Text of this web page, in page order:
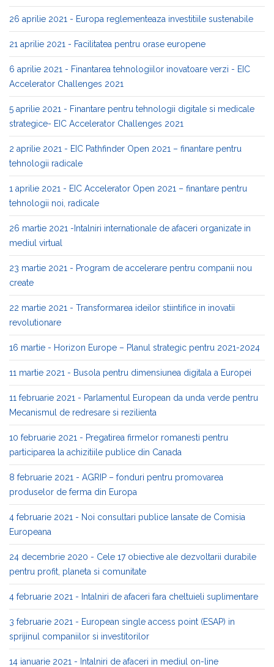
26 aprilie 2021 - Europa reglementeaza investitiile sustenabile
21 aprilie 2021 - Facilitatea pentru orase europene
6 aprilie 2021 - Finantarea tehnologiilor inovatoare verzi - EIC
Accelerator Challenges 2021
5 aprilie 2021 - Finantare pentru tehnologii digitale si medicale
strategice- EIC Accelerator Challenges 2021
2 aprilie 2021 - EIC Pathfinder Open 2021 – finantare pentru
tehnologii radicale
1 aprilie 2021 - EIC Accelerator Open 2021 – finantare pentru
tehnologii noi, radicale
26 martie 2021 -Intalniri internationale de afaceri organizate in
mediul virtual
23 martie 2021 - Program de accelerare pentru companii nou
create
22 martie 2021 - Transformarea ideilor stiintifice in inovatii
revolutionare
16 martie - Horizon Europe – Planul strategic pentru 2021-2024
11 martie 2021 - Busola pentru dimensiunea digitala a Europei
11 februarie 2021 - Parlamentul European da unda verde pentru
Mecanismul de redresare si rezilienta
10 februarie 2021 - Pregatirea firmelor romanesti pentru
participarea la achizitiile publice din Canada
8 februarie 2021 - AGRIP – fonduri pentru promovarea
produselor de ferma din Europa
4 februarie 2021 - Noi consultari publice lansate de Comisia
Europeana
24 decembrie 2020 - Cele 17 obiective ale dezvoltarii durabile
pentru profit, planeta si comunitate
4 februarie 2021 - Intalniri de afaceri fara cheltuieli suplimentare
3 februarie 2021 - European single access point (ESAP) in
sprijinul companiilor si investitorilor
14 ianuarie 2021 - Intalniri de afaceri in mediul on-line